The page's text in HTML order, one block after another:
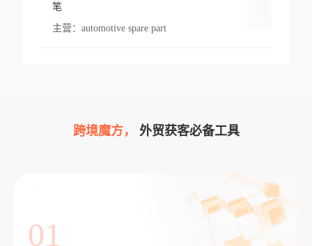
笔
主营： automotive spare part
跨境魔方， 外贸获客必备工具
01